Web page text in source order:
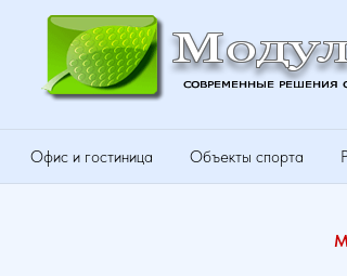
Офис и гостиница Объекты спорта